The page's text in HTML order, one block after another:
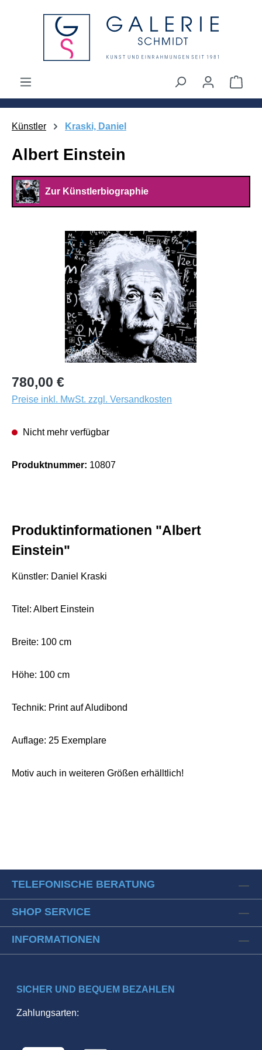
springen
Künstler Kraski, Daniel
Albert Einstein
Zur Künstlerbiographie
Bildergalerie überspringen
780,00 €
Preise inkl. MwSt. zzgl. Versandkosten
Nicht mehr verfügbar
Produktnummer: 10807
Produktinformationen "Albert
Einstein"
Künstler: Daniel Kraski
Titel: Albert Einstein
Breite: 100 cm
Höhe: 100 cm
Technik: Print auf Aludibond
Auflage: 25 Exemplare
Motiv auch in weiteren Größen erhälltlich!
TELEFONISCHE BERATUNG
SHOP SERVICE
INFORMATIONEN
SICHER UND BEQUEM BEZAHLEN
Zahlungsarten: